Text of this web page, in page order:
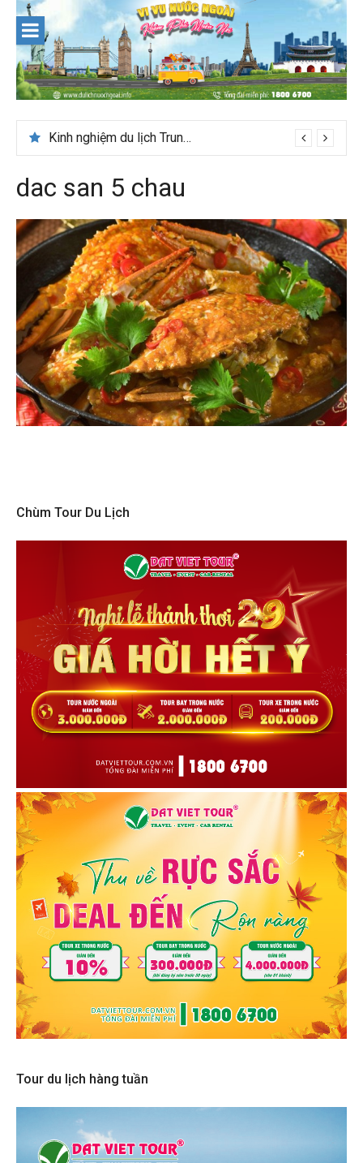
content
Kinh nghiệm du lịch Trung Á lần đầu cho khách Việt
dac san 5 chau
Chùm Tour Du Lịch
Tour du lịch hàng tuần